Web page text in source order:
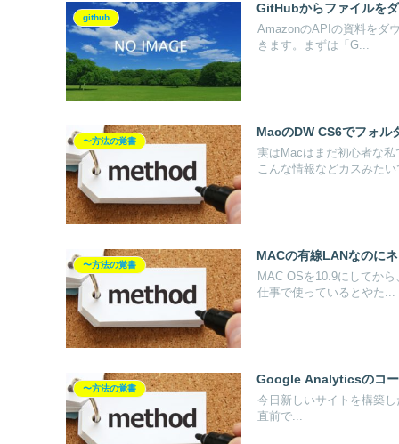
github
GitHubからファイルを
AmazonのAPIの資料をダ
きます。まずは「G...
〜方法の覚書
MacのDW CS6でフォル
実はMacはまだ初心者な
こんな情報などカスみた
〜方法の覚書
MACの有線LANなのに
MAC OSを10.9にしてか
仕事で使っているとやた...
〜方法の覚書
Google Analyticsのコー
今日新しいサイトを構築
直前で...